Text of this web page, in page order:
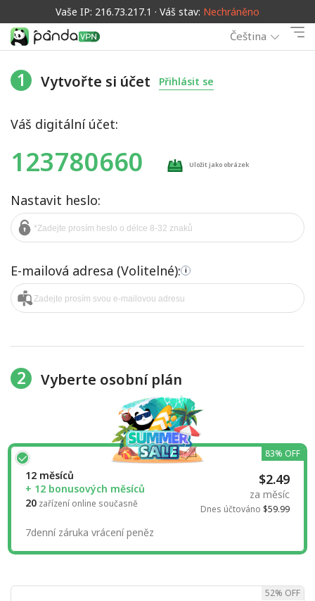
Vaše IP: 216.73.217.1 · Váš stav: Nechráněno
Čeština
1 Vytvořte si účet Přihlásit se
Váš digitální účet:
123780660 Uložit jako obrázek
Nastavit heslo:
E-mailová adresa (Volitelné): i
2 Vyberte osobní plán
12 měsíců
+ 12 bonusových měsíců
20 zařízení online současně
$2.49
za měsíc
Dnes účtováno $59.99
83% OFF
7denní záruka vrácení peněz
52% OFF